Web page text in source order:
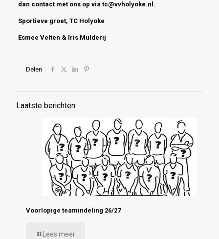
dan contact met ons op via tc@vvholyoke.nl .
Sportieve groet, TC Holyoke
Esmee Velten & Iris Mulderij
Delen
Laatste berichten
Voorlopige teamindeling 26/27
Lees meer